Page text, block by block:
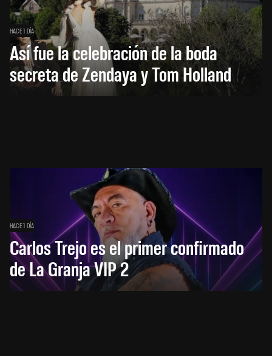
HACE 1 DÍA
Así fue la celebración de la boda
secreta de Zendaya y Tom Holland
HACE 1 DÍA
Carlos Trejo es el primer confirmado
de La Granja VIP 2